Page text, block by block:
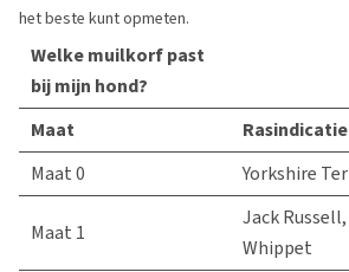
het beste kunt opmeten.
Welke muilkorf past
bij mijn hond?
Maat
Rasindicatie
Maat 0
Yorkshire
Maat 1
Jack
Whippet